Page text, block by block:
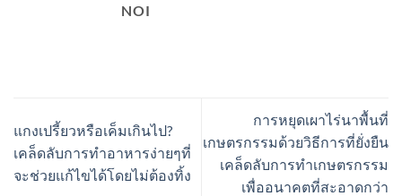
NOI
แกงเปรี้ยวหรือเค็มเกินไป?
เคล็ดลับการทำอาหารง่ายๆที่
จะช่วยแก้ไขได้โดยไม่ต้องทิ้ง
การหยุดเผาไร่นาพื้นที่
เกษตรกรรมด้วยวิธีการที่ยั่งยืน
เคล็ดลับการทำเกษตรกรรม
เพื่ออนาคตที่สะอาดกว่า